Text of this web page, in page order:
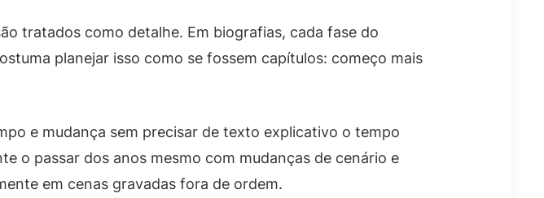
tratados como detalhe. Em biografias, cada fase do
planejar isso como se fossem capítulos: começo mais
e mudança sem precisar de texto explicativo o tempo
o passar dos anos mesmo com mudanças de cenário e
em cenas gravadas fora de ordem.